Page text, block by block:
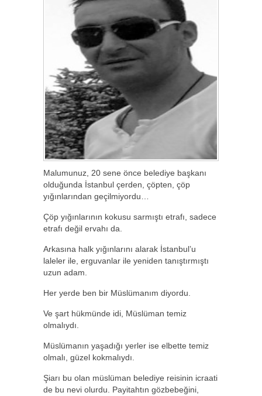
Malumunuz, 20 sene önce belediye başkanı
olduğunda İstanbul çerden, çöpten, çöp
yığınlarından geçilmiyordu…
Çöp yığınlarının kokusu sarmıştı etrafı, sadece
etrafı değil ervahı da.
Arkasına halk yığınlarını alarak İstanbul’u
laleler ile, erguvanlar ile yeniden tanıştırmıştı
uzun adam.
Her yerde ben bir Müslümanım diyordu.
Ve şart hükmünde idi, Müslüman temiz
olmalıydı.
Müslümanın yaşadığı yerler ise elbette temiz
olmalı, güzel kokmalıydı.
Şiarı bu olan müslüman belediye reisinin icraati
de bu nevi olurdu. Payitahtın gözbebeğini,